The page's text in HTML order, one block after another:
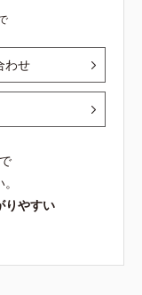
わせ
りやすい